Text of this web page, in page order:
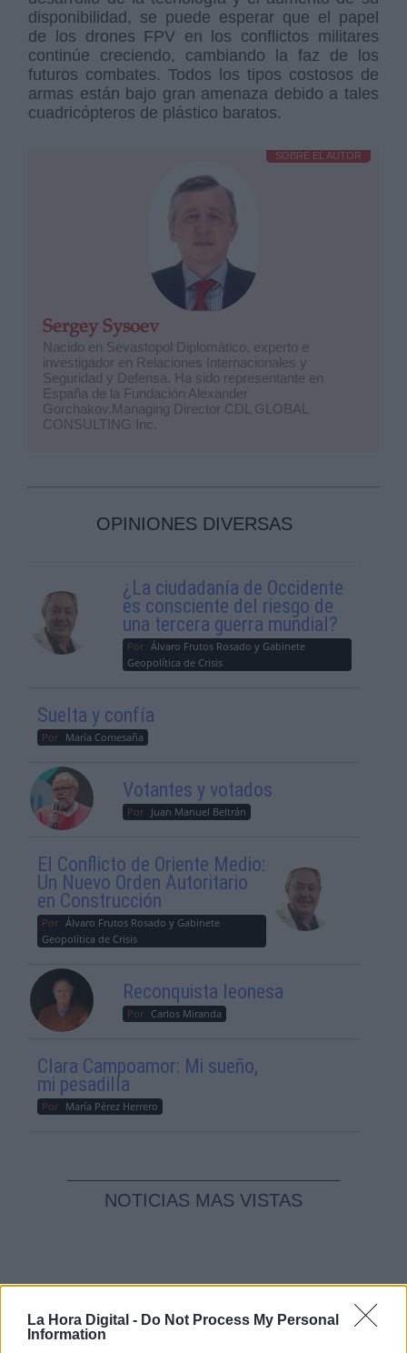
La Hora Digital - Do Not Process My Personal
Information
disponibilidad, se puede esperar que el papel
de los drones FPV en los conflictos militares
continúe creciendo, cambiando la faz de los
futuros combates. Todos los tipos costosos de
armas están bajo gran amenaza debido a tales
cuadricópteros de plástico baratos.
SOBRE EL AUTOR
Sergey Sysoev
Nacido en Sevastopol Diplomático, experto e
investigador en Relaciones Internacionales y
Seguridad y Defensa. Ha sido representante en
España de la Fundación Alexander
Gorchakov.Managing Director CDL GLOBAL
CONSULTING Inc.
OPINIONES DIVERSAS
¿La ciudadanía de Occidente
es consciente del riesgo de
una tercera guerra mundial?
Por Álvaro Frutos Rosado y Gabinete
Geopolítica de Crisis
Suelta y confía
Por María Comesaña
Votantes y votados
Por Juan Manuel Beltrán
El Conflicto de Oriente Medio:
Un Nuevo Orden Autoritario
en Construcción
Por Álvaro Frutos Rosado y Gabinete
Geopolítica de Crisis
Reconquista leonesa
Por Carlos Miranda
Clara Campoamor: Mi sueño,
mi pesadilla
Por María Pérez Herrero
NOTICIAS MAS VISTAS